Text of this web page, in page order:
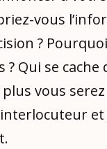
vous
?
Qui se
vous